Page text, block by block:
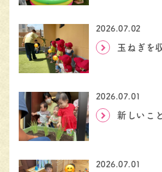
2026.07.02
玉ねぎを
2026.07.01
新しいこ
2026.07.01